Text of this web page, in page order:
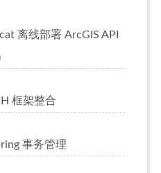
离线部署 ArcGIS API
框架整合
事务管理